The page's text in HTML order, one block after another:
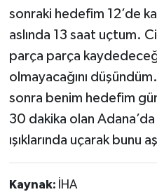
sonraki hedefim 12’de
aslında 13 saat uçtum.
parça parça
olmayacağını
sonra benim hedefim
30 dakika olan
ışıklarında uçarak bunu
Kaynak: İHA